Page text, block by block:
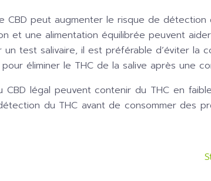
CBD peut augmenter le risque de détection
et une alimentation équilibrée peuvent
un test salivaire, il est préférable d’éviter la
éliminer le THC de la salive après une
légal peuvent contenir du THC en
du THC avant de consommer des